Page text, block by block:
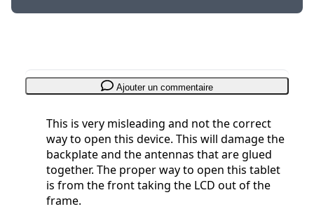
Ajouter un commentaire
This is very misleading and not the correct
way to open this device. This will damage the
backplate and the antennas that are glued
together. The proper way to open this tablet
is from the front taking the LCD out of the
frame.